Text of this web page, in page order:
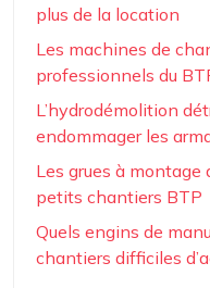
plus de la location
Les machines de
professionnels du
L’hydrodémolition
endommager les
Les grues à
petits chantiers BTP
Quels engins de
chantiers difficiles